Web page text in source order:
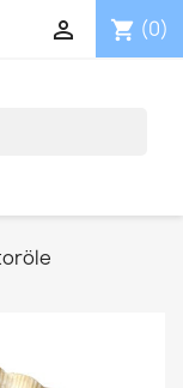
shopping_cart (0)
